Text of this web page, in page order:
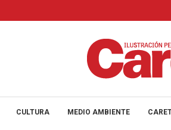
CULTURA MEDIO AMBIENTE